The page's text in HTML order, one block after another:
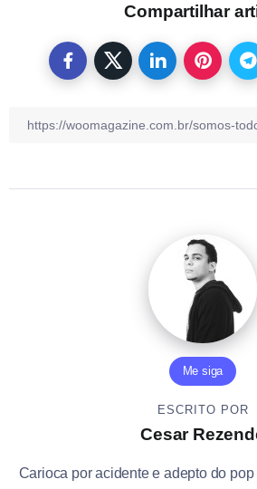
Compartilhar
Me siga
ESCRITO POR
Cesar
Carioca por acidente e adepto do